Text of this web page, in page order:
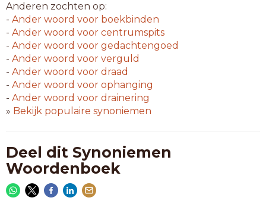
Anderen zochten op:
- Ander woord voor boekbinden
- Ander woord voor centrumspits
- Ander woord voor gedachtengoed
- Ander woord voor verguld
- Ander woord voor draad
- Ander woord voor ophanging
- Ander woord voor drainering
» Bekijk populaire synoniemen
Deel dit Synoniemen
Woordenboek